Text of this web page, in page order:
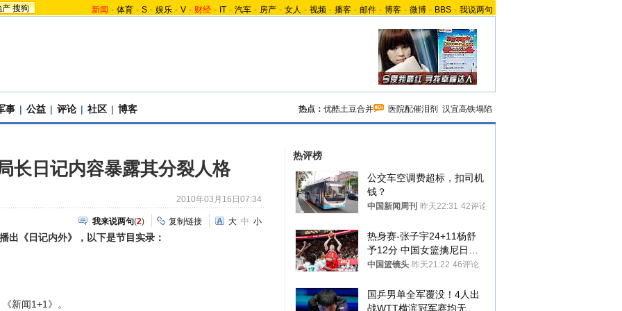
产 搜狗 新闻 - 体育 - S - 娱乐 - V - 财经 - IT - 汽车 - 房产 - 女人 - 视频 - 播客 - 邮件 - 博客 - 微博 - BBS - 我说两句
事 | 公益 | 评论 | 社区 | 博客 热点： 优酷土豆合并 医院配催泪剂 汉宜高铁塌陷
长日记内容暴露其分裂人格
2010年03月16日07:34
我来说两句(2) 复制链接 大 中 小
出《日记内外》，以下是节目实录：
闻1+1》。
热评榜
公交车空调费超标，扣司机
钱？
中国新闻周刊 昨天22:31 42评论
热身赛-张子宇24+11杨舒
予12分 中国女篮擒尼日利
亚
中国篮镜头 昨天21:22 46评论
国乒男单全军覆没！4人出
战WTT横滨冠军赛均无缘